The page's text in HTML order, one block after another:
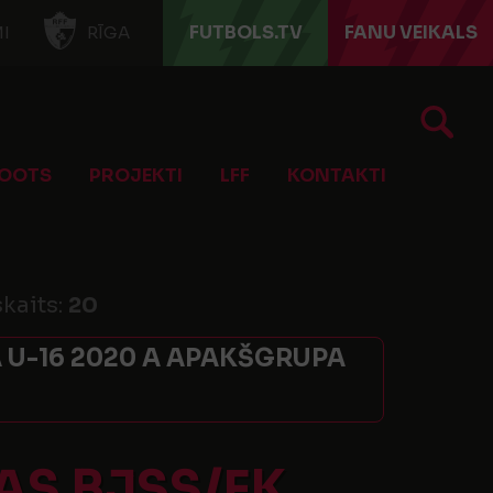
RĪGA FUTBOLS.TV FANU VEIKALS
PROJEKTI LFF KONTAKTI
20
16 2020 A APAKŠGRUPA